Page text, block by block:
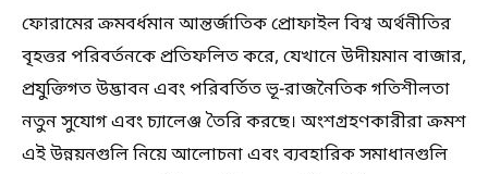
ফোরামের ক্রমবর্ধমান আন্তর্জাতিক প্রোফাইল বিশ্ব অর্থনীতির
বৃহত্তর পরিবর্তনকে প্রতিফলিত করে, যেখানে উদীয়মান বাজার,
প্রযুক্তিগত উদ্ভাবন এবং পরিবর্তিত ভূ-রাজনৈতিক গতিশীলতা
নতুন সুযোগ এবং চ্যালেঞ্জ তৈরি করছে। অংশগ্রহণকারীরা ক্রমশ
এই উন্নয়নগুলি নিয়ে আলোচনা এবং ব্যবহারিক সমাধানগুলি